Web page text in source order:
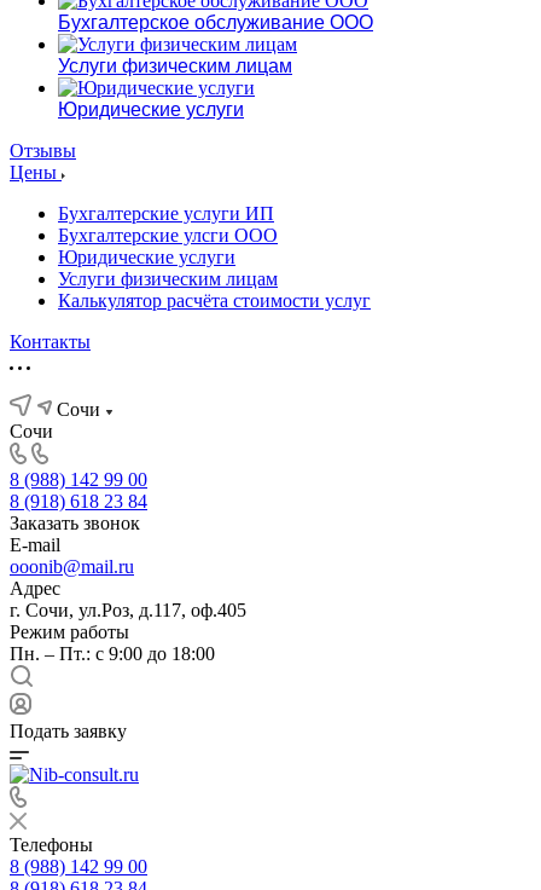
Бухгалтерское обслуживание ООО
Услуги физическим лицам
Юридические услуги
Отзывы
Цены
Бухгалтерские услуги ИП
Бухгалтерские улсги ООО
Юридические услуги
Услуги физическим лицам
Калькулятор расчёта стоимости услуг
Контакты
Сочи
Сочи
8 (988) 142 99 00
8 (918) 618 23 84
Заказать звонок
E-mail
ooonib@mail.ru
Адрес
г. Сочи, ул.Роз, д.117, оф.405
Режим работы
Пн. – Пт.: с 9:00 до 18:00
Подать заявку
Телефоны
8 (988) 142 99 00